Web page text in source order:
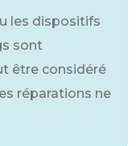
les dispositifs
sont
être considéré
réparations ne